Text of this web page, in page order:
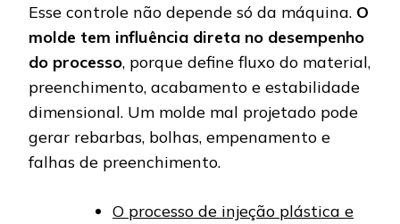
Esse controle não depende só da máquina. O
molde tem influência direta no desempenho
do processo, porque define fluxo do material,
preenchimento, acabamento e estabilidade
dimensional. Um molde mal projetado pode
gerar rebarbas, bolhas, empenamento e
falhas de preenchimento.
O processo de injeção plástica e